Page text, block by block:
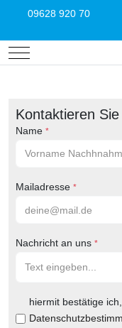
09628 920 70
Mobile Menu Toggle
Kontaktieren
Name *
Mailadresse *
Nachricht an uns *
hiermit bestätige